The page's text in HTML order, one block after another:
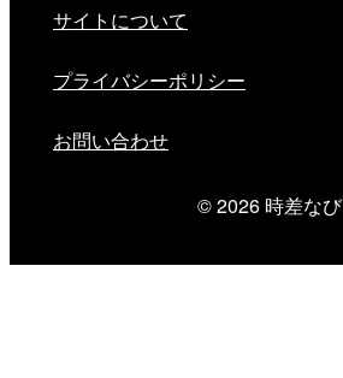
サイトについて
プライバシーポリシー
お問い合わせ
© 2026 時差なび